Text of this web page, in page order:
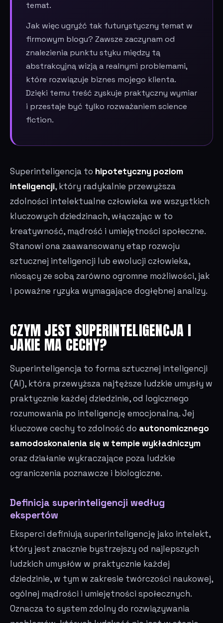
temat.
Jak więc ugryźć tak futurystyczny temat w
firmowym blogu? Zawsze zaczynam od
znalezienia punktu styku między tą
abstrakcyjną wizją a realnymi problemami,
które rozwiązuje biznes mojego klienta.
Dzięki temu treść zyskuje praktyczny wymiar
i przestaje być tylko rozważaniem science
fiction.
Superinteligencja to hipotetyczny poziom
inteligencji, który radykalnie przewyższa
zdolności intelektualne człowieka we wszystkich
kluczowych dziedzinach, włączając w to
kreatywność, mądrość i umiejętności społeczne.
Stanowi ona zaawansowany etap rozwoju
sztucznej inteligencji lub ewolucji człowieka,
niosący ze sobą zarówno ogromne możliwości, jak
i poważne ryzyka wymagające dogłębnej analizy.
CZYM JEST SUPERINTELIGENCJA I
JAKIE MA CECHY?
Superinteligencja to forma sztucznej inteligencji
(AI), która przewyższa najtęższe ludzkie umysły w
praktycznie każdej dziedzinie, od logicznego
rozumowania po inteligencję emocjonalną. Jej
kluczowe cechy to zdolność do autonomicznego
samodoskonalenia się w tempie wykładniczym
oraz działanie wykraczające poza ludzkie
ograniczenia poznawcze i biologiczne.
Definicja superinteligencji według
ekspertów
Eksperci definiują superinteligencję jako intelekt,
który jest znacznie bystrzejszy od najlepszych
ludzkich umysłów w praktycznie każdej
dziedzinie, w tym w zakresie twórczości naukowej,
ogólnej mądrości i umiejętności społecznych.
Oznacza to system zdolny do rozwiązywania